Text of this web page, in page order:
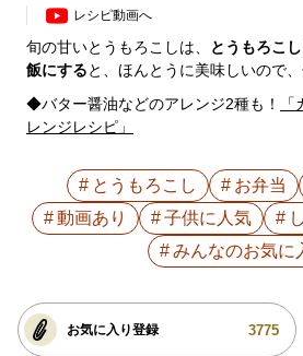
レシピ動画へ
旬の甘いとうもろこしは、
とうもろこ
飯にすると、ほんとうに美味しいので
◆バター醤油などのアレンジ2種も！
レンジレシピ」
とうもろこし お弁当
動画あり
子供に人気
みんなのお気に
お気に入り登録 3775